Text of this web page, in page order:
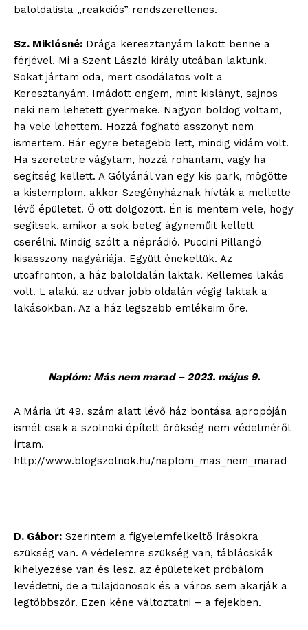
blogSZOLNOK
szubjektív élményportál
baloldalista „reakciós” rendszerellenes.
Sz. Miklósné: Drága keresztanyám lakott benne a
férjével. Mi a Szent László király utcában laktunk.
Sokat jártam oda, mert csodálatos volt a
Keresztanyám. Imádott engem, mint kislányt, sajnos
neki nem lehetett gyermeke. Nagyon boldog voltam,
ha vele lehettem. Hozzá fogható asszonyt nem
ismertem. Bár egyre betegebb lett, mindig vidám volt.
Ha szeretetre vágytam, hozzá rohantam, vagy ha
segítség kellett. A Gólyánál van egy kis park, mögötte
a kistemplom, akkor Szegényháznak hívták a mellette
lévő épületet. Ő ott dolgozott. Én is mentem vele, hogy
segítsek, amikor a sok beteg ágyneműit kellett
cserélni. Mindig szólt a néprádió. Puccini Pillangó
kisasszony nagyáriája. Együtt énekeltük. Az
utcafronton, a ház baloldalán laktak. Kellemes lakás
volt. L alakú, az udvar jobb oldalán végig laktak a
lakásokban. Az a ház legszebb emlékeim őre.
Naplóm: Más nem marad – 2023. május 9.
A Mária út 49. szám alatt lévő ház bontása apropóján
ismét csak a szolnoki épített örökség nem védelméről
írtam.
http://www.blogszolnok.hu/naplom_mas_nem_marad
D. Gábor: Szerintem a figyelemfelkeltő írásokra
szükség van. A védelemre szükség van, táblácskák
kihelyezése van és lesz, az épületeket próbálom
levédetni, de a tulajdonosok és a város sem akarják a
legtöbbször. Ezen kéne változtatni – a fejekben.